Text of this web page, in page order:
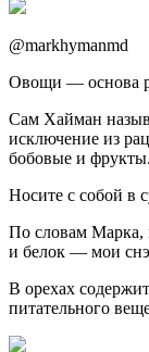
@markhymanmd
Овощи — основа
Сам Хайман
исключение из
бобовые и
Носите с собой в
По словам Марка,
и белок — мои
В орехах
питательного